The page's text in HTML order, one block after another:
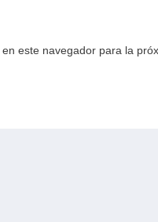
este navegador para la